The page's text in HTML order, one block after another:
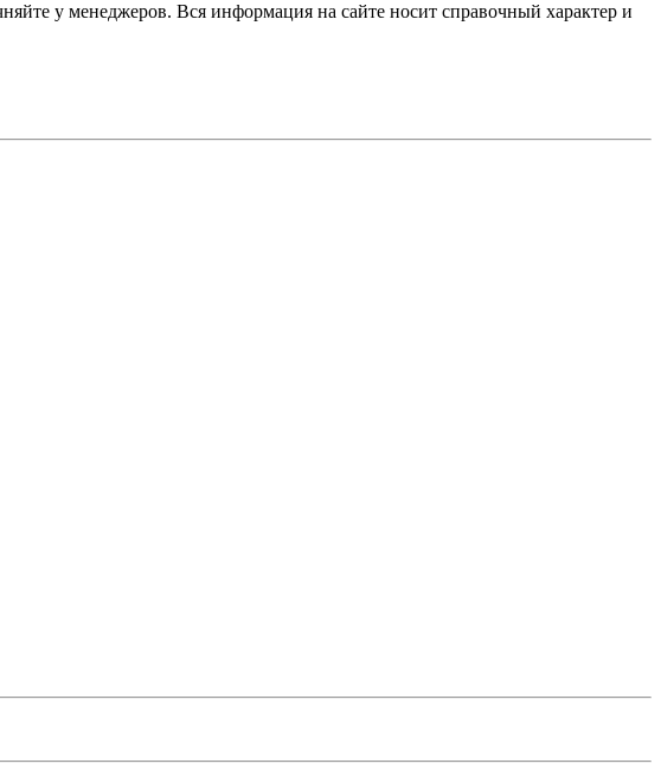
у менеджеров. Вся информация на сайте носит справочный характер и